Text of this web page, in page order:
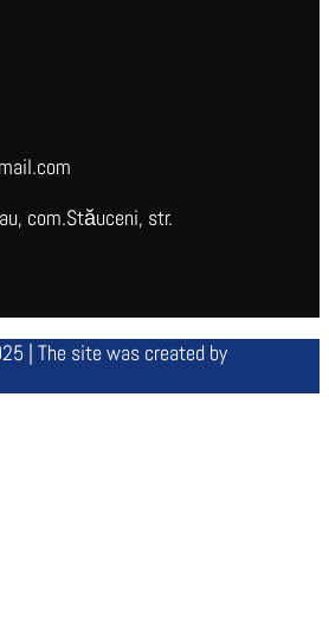
com.Stăuceni, str.
| The site was created by